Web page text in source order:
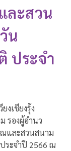
ะสวน
น
ประจำ
งเชียงรุ้ง
รองผู้อำนว
และสวนสนาม
ระจำปี 2566 ณ